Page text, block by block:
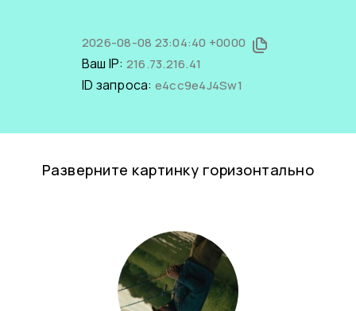
2026-08-08 23:04:40 +0000
Ваш IP: 216.73.216.41
ID запроса: e4cc9e4J4Sw1
Разверните картинку горизонтально